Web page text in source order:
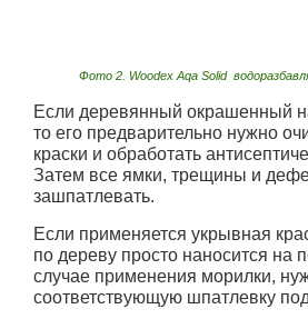
Фото 2. Woodex Aqa Solid
Если деревянный окрашенный
то его предварительно нужно
краски и обработать
Затем все ямки, трещины и
зашпатлевать.
Если применяется укрывная
по дереву просто наносится на
случае применения морилки,
соответствующую шпатлевку